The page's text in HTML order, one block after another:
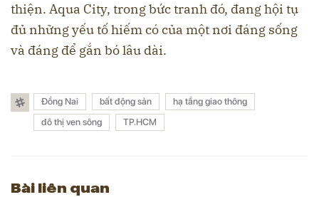
thiện. Aqua City, trong bức tranh đó, đang hội tụ
đủ những yếu tố hiếm có của một nơi đáng sống
và đáng để gắn bó lâu dài.
Đồng Nai bất động sản
hạ tầng giao thông
đô thị ven sông
TP.HCM
Bài liên quan